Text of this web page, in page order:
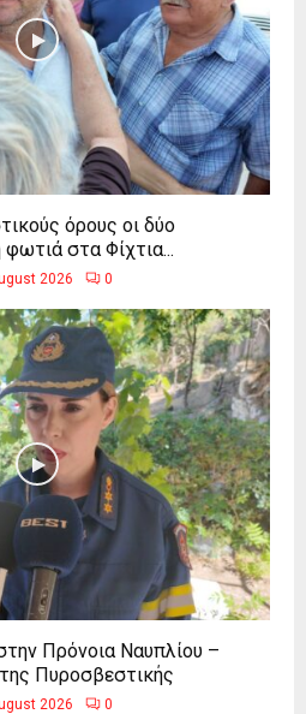
όρους οι δύο
φωτιά στα Φίχτια...
2026 0
Πρόνοια Ναυπλίου –
Πυροσβεστικής
2026 0